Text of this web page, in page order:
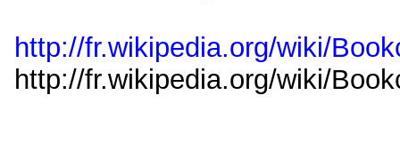
http://fr.wikipedia.org/wiki/
http://fr.wikipedia.org/wiki/